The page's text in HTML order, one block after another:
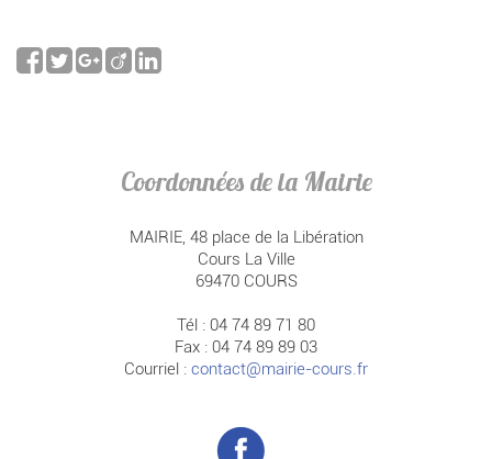
Coordonnées de la Mairie
MAIRIE, 48 place de la Libération
Cours La Ville
69470 COURS
Tél : 04 74 89 71 80
Fax : 04 74 89 89 03
Courriel : contact@mairie-cours.fr